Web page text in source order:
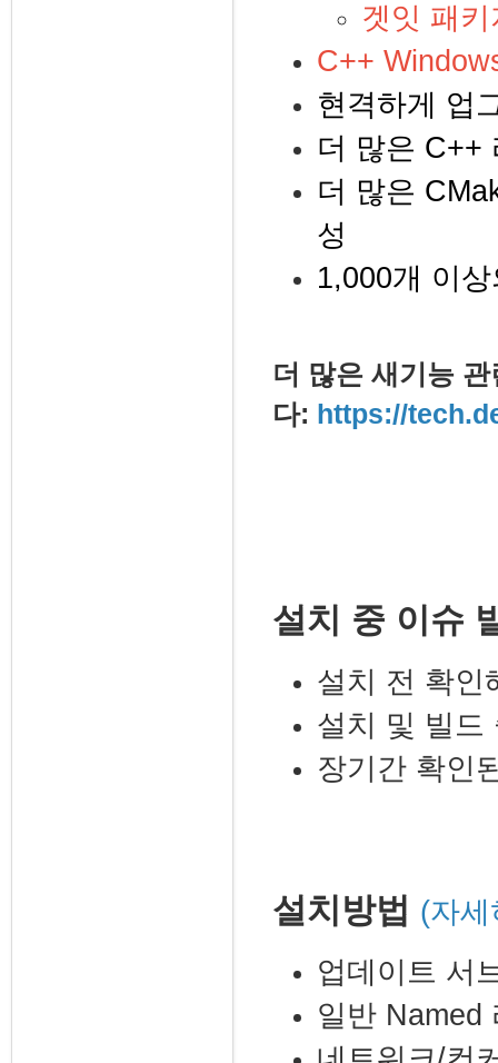
겟잇 패
C++
현격하게 업
더 많은 C++
더 많은
성
1,000개 이
더 많은 새기능
다: https://
설치 중 이슈
설치 전 확인
설치 및 빌드
장기간 확인
설치방법 (자
업데이트 서
일반 Named